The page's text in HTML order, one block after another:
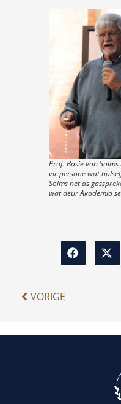
Prof. Basie von
vir persone wat
Solms het as
wat deur Akademia
VORIGE